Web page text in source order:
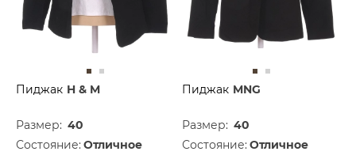
Пиджак H & M
Размер: 40
Состояние: Отличное
Пиджак MNG
Размер: 40
Состояние: Отличное